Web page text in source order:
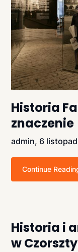
Historia
znaczenie
admin, 6
Continue
Historia i
w